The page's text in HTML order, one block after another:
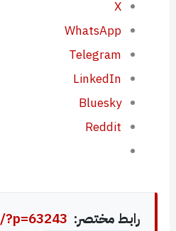
X
WhatsApp
Telegram
LinkedIn
Bluesky
Reddit
رابط مختصر: